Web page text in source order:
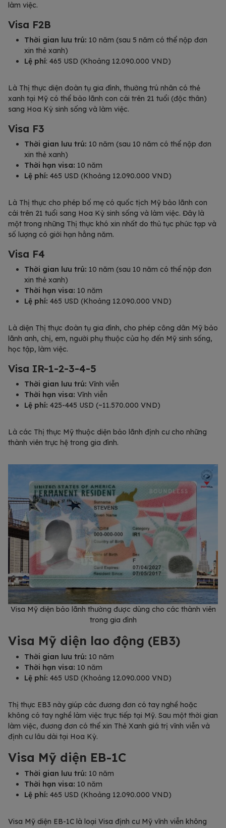
làm việc.
Visa F2B
Thời gian lưu trú: 10 năm (sau 5 năm có thể nộp đơn
xin thẻ xanh)
Lệ phí: 465 USD (Khoảng 12.090.000 VND)
Là Thị thực diện đoàn tụ gia đình, thường trú nhân có thẻ
xanh tại Mỹ có thể bảo lãnh con cái trên 21 tuổi (độc thân)
sang Hoa Kỳ sinh sống và làm việc.
Visa F3
Thời gian lưu trú: 10 năm (sau 10 năm có thể nộp đơn
xin thẻ xanh)
Thời hạn visa: 10 năm
Lệ phí: 465 USD (Khoảng 12.090.000 VND)
Là Thị thực cho phép bố mẹ có quốc tịch Mỹ bảo lãnh con
cái trên 21 tuổi sang Hoa Kỳ sinh sống và làm việc. Đây là
một trong những Thị thực khó xin nhất do thủ tục phức tạp và
số lượng có giới hạn hằng năm.
Visa F4
Thời gian lưu trú: 10 năm (sau 10 năm có thể nộp đơn
xin thẻ xanh)
Thời hạn visa: 10 năm
Lệ phí: 465 USD (Khoảng 12.090.000 VND)
Là diện Thị thực đoàn tụ gia đình, cho phép công dân Mỹ bảo
lãnh anh, chị, em, người phụ thuộc của họ đến Mỹ sinh sống,
học tập, làm việc.
Visa IR-1-2-3-4-5
Thời gian lưu trú: Vĩnh viễn
Thời hạn visa: Vĩnh viễn
Lệ phí: 425-445 USD (~11.570.000 VND)
Là các Thị thực Mỹ thuộc diện bảo lãnh định cư cho những
thành viên trực hệ trong gia đình.
Visa Mỹ diện bảo lãnh thường được dùng cho các thành viên
trong gia đình
Visa Mỹ diện lao động (EB3)
Thời gian lưu trú: 10 năm
Thời hạn visa: 10 năm
Lệ phí: 465 USD (Khoảng 12.090.000 VND)
Thị thực EB3 này giúp các đương đơn có tay nghề hoặc
không có tay nghề làm việc trực tiếp tại Mỹ. Sau một thời gian
làm việc, đương đơn có thể xin Thẻ Xanh giá trị vĩnh viễn và
định cư lâu dài tại Hoa Kỳ.
Visa Mỹ diện EB-1C
Thời gian lưu trú: 10 năm
Thời hạn visa: 10 năm
Lệ phí: 465 USD (Khoảng 12.090.000 VND)
Visa Mỹ diện EB-1C là loại Visa định cư Mỹ vĩnh viễn không